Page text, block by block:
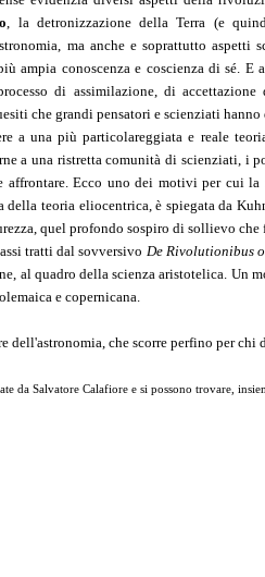
, la detronizzazione della Terra (e
ma anche e soprattutto
ampia conoscenza e coscienza di sé.
di assimilazione, di
che grandi pensatori e scienziati
a una più particolareggiata e reale
a una ristretta comunità di scienziati, i
Ecco uno dei motivi per cui la
della teoria eliocentrica, è spiegata da
quel profondo sospiro di sollievo che
tratti dal sovversivo De Rivolutionibus
al quadro della scienza aristotelica. Un
e copernicana.
che scorre perfino per chi
da Salvatore Calafiore e si possono trovare,